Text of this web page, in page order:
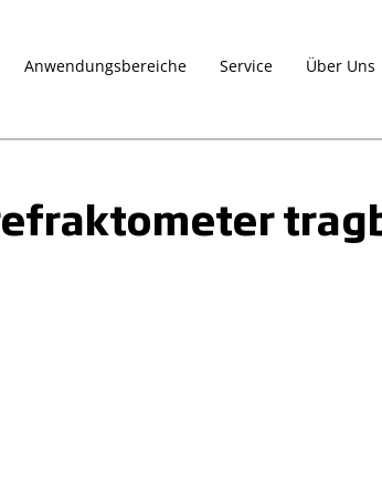
Anwendungsbereiche Service Über Uns